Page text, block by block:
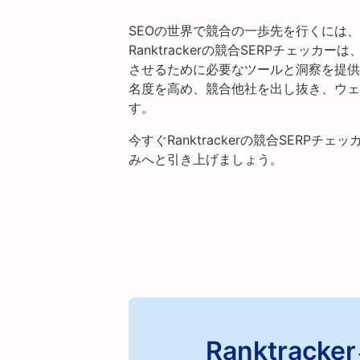
SEOの世界で競合の一歩先を行くには
Ranktrackerの競合SERPチェッカーは
させるために必要なツールと洞察を提
名度を高め、競合他社を出し抜き、ウ
す。
今すぐRanktrackerの競合SERPチェッ
みへと引き上げましょう。
Ranktracker